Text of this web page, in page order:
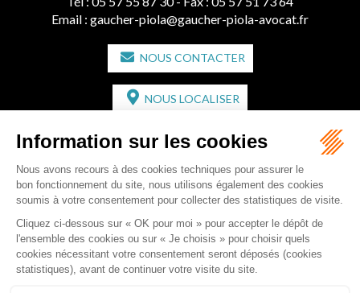
Email : gaucher-piola@gaucher-piola-avocat.fr
NOUS CONTACTER
NOUS LOCALISER
CABINET SECONDAIRE
2 bis Avenue de l'Europe
33350 ST MAGNE-DE-CASTILLON
Tél :05 57 55 87 30 - Fax : 05 57 51 73 64
Email :gaucher-piola@gaucher-piola-avocat.fr
NOUS CONTACTER